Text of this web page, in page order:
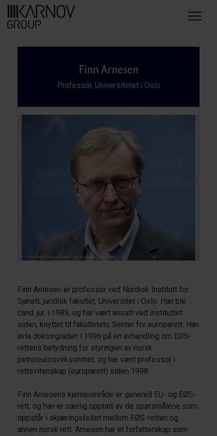
Menu
Finn Arnesen
Professor, Universitetet i Oslo
Finn Arnesen er professor ved Nordisk Institutt for
Sjørett, juridisk fakultet, Universitet i Oslo. Han ble
cand. jur. i 1989, og har vært ansatt ved instituttet
siden, knyttet til fakultetets Senter for europarett. Han
avla doktorgraden i 1996 på en avhandling om EØS-
rettens betydning for styringen av norsk
petroleumsvirksomhet, og har vært professor i
rettsvitenskap (europarett) siden 1998.
Finn Arnesens kjerneområde er generell EU- og EØS-
rett, og han er særlig opptatt av de spørsmålene som
oppstår i skjæringsfeltet mellom EØS-retten og
annen norsk rett. Arnesen har et forfatterskap som